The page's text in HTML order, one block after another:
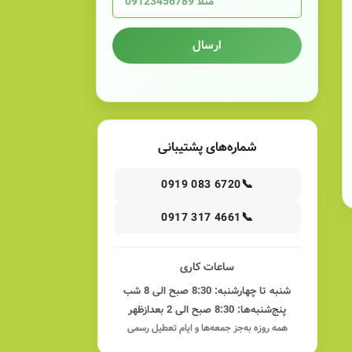
ارسال
شماره‌های پشتیبانی
📞
0919 083 6720
📞
0917 317 4661
ساعات کاری
شنبه تا چهارشنبه: 8:30 صبح الی 8 شب
پنج‌شنبه‌ها: 8:30 صبح الی 2 بعدازظهر
همه روزه به‌جز جمعه‌ها و ایام تعطیل رسمی